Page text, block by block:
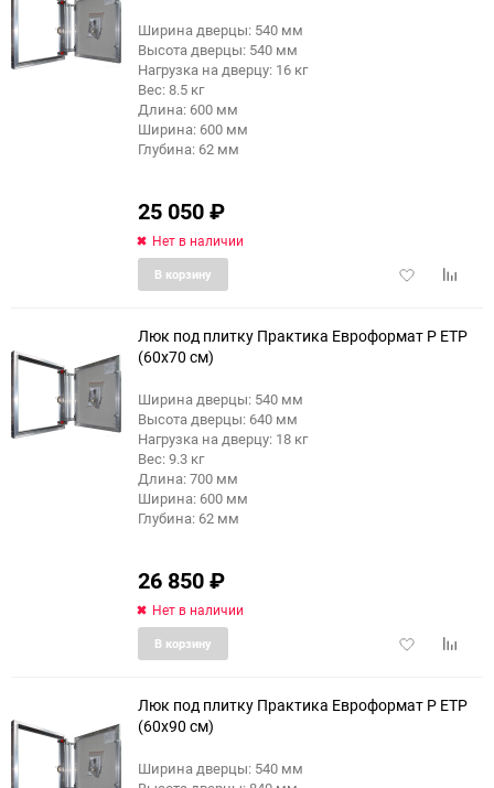
Ширина дверцы: 540 мм
Высота дверцы: 540 мм
Нагрузка на дверцу: 16 кг
Вес: 8.5 кг
Длина: 600 мм
Ширина: 600 мм
Глубина: 62 мм
25 050₽
Нет в наличии
Добавить
В корзину
Люк под плитку Практика Евроформат Р ЕТР
(60x70 см)
Ширина дверцы: 540 мм
Высота дверцы: 640 мм
Нагрузка на дверцу: 18 кг
Вес: 9.3 кг
Длина: 700 мм
Ширина: 600 мм
Глубина: 62 мм
26 850₽
Нет в наличии
Добавить
В корзину
Люк под плитку Практика Евроформат Р ЕТР
(60x90 см)
Ширина дверцы: 540 мм